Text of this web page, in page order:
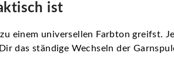
ist
einem universellen Farbton greifst.
das ständige Wechseln der